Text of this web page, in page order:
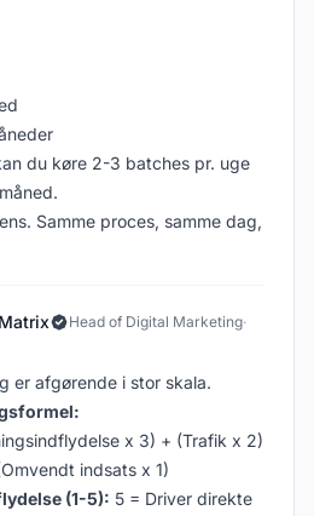
du køre 2-3 batches pr. uge
Samme proces, samme dag,
Head of Digital Marketing·
er afgørende i stor skala.
x 3) + (Trafik x 2)
indsats x 1)
(1-5): 5 = Driver direkte